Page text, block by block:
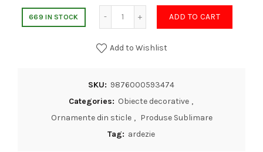
669 IN STOCK ADD TO CART
Add to Wishlist
SKU: 9876000593474
Categories: Obiecte decorative ,
Ornamente din sticle , Produse Sublimare
Tag: ardezie